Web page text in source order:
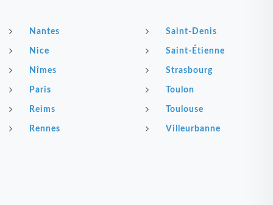
Nantes
Nice
Nîmes
Paris
Reims
Rennes
Saint-Denis
Saint-Étienne
Strasbourg
Toulon
Toulouse
Villeurbanne